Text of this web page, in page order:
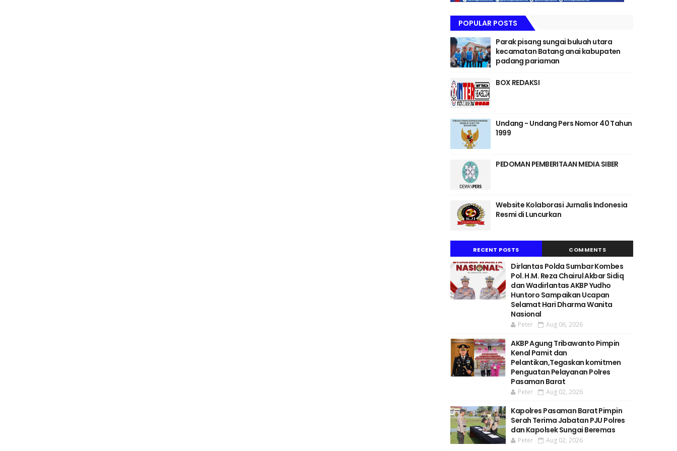
POPULAR POSTS
Parak pisang sungai buluah utara
kecamatan Batang anai kabupaten
padang pariaman
BOX REDAKSI
Undang - Undang Pers Nomor 40 Tahun
1999
PEDOMAN PEMBERITAAN MEDIA SIBER
Website Kolaborasi Jurnalis Indonesia
Resmi di Luncurkan
RECENT POSTS COMMENTS
Dirlantas Polda Sumbar Kombes
Pol. H.M. Reza Chairul Akbar Sidiq
dan Wadirlantas AKBP Yudho
Huntoro Sampaikan Ucapan
Selamat Hari Dharma Wanita
Nasional
Peter Aug 06, 2026
AKBP Agung Tribawanto Pimpin
Kenal Pamit dan
Pelantikan,Tegaskan komitmen
Penguatan Pelayanan Polres
Pasaman Barat
Peter Aug 02, 2026
Kapolres Pasaman Barat Pimpin
Serah Terima Jabatan PJU Polres
dan Kapolsek Sungai Beremas
Peter Aug 02, 2026